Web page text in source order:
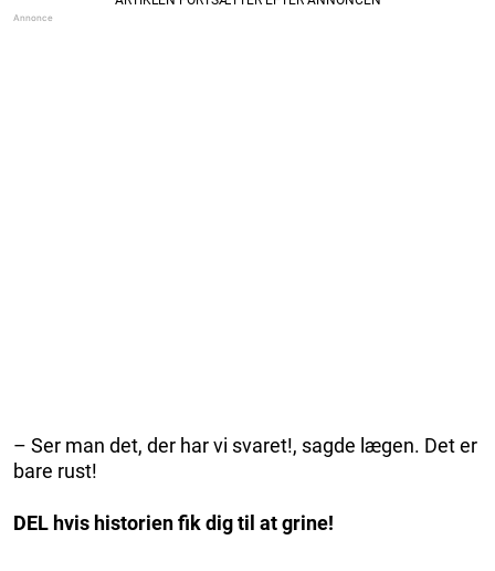
– Ser man det, der har vi svaret!, sagde lægen. Det er
bare rust!
DEL hvis historien fik dig til at grine!